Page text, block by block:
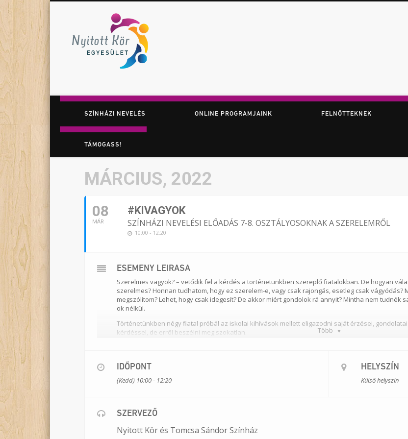
Játék. Színház. Felfedezés.
FacebookTwitter Vimeo
SZÍNHÁZI NEVELÉS ONLINE PROGRAMJAINK FELNŐTTEKNEK
TÁMOGASS!
MÁRCIUS, 2022
08
MÁR
#KIVAGYOK
SZÍNHÁZI NEVELÉSI ELŐADÁS 7-8. OSZTÁLYOSOKNAK A SZERELEMRŐL
10:00 - 12:20
Több
ESEMÉNY LEÍRÁSA
Szerelmes vagyok?– vetődik fel a kérdés a történetünkben szereplő fiatalokban. De hogyan
szerelmes? Honnan tudhatom, hogy ez szerelem-e, vagy csak rajongás, esetleg csak
megszólítom? Lehet, hogy csak idegesít? De akkor miért gondolok rá annyit? Mintha nem tudnék
ok nélkül.
Történetünkben négy fiatal próbál az iskolai kihívások mellett eligazodni saját érzései,
kérdéssel, de erről beszélni meg szokatlan.
A#kivagyok
c. színházi nevelési előadáson egyszerre egyetlen osztály diákjai vehetnek részt,
előterében, tanítási időben. A résztvevő osztály tagjai nem csak nézői, hanem segítői is a
befolyásolják az eseményeket, ezáltal közvetlen élményt szerezhetnek a témában.
Dramaturg:Szabó Janka
IDŐPONT
(Kedd) 10:00 - 12:20
HELYSZÍN
Külső helyszín
SZERVEZŐ
Nyitott Kör és Tomcsa Sándor Színház